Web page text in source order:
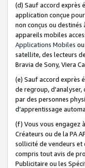
(d) Sauf accord exprès
application conçue
non conçus ou
appareils mobiles
Applications Mobiles
satellite, des lecteurs
Bravia de Sony, Viera
(e) Sauf accord exprès
de regroup,
par des personnes
d’apprentissage
(f) Vous vous engagez
Créateurs ou de la PA
sollicité de vendeurs et
compris tout avis de
Publicitaire ou les